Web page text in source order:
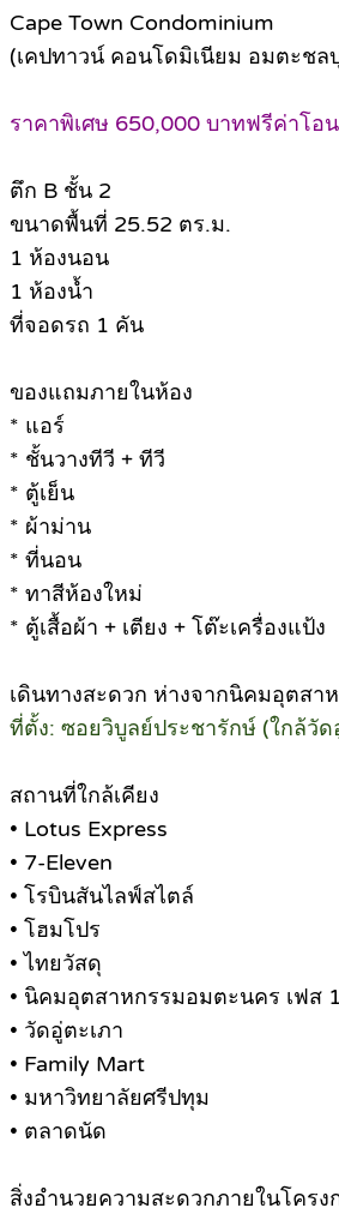
Cape Town Condominium
(เคปทาวน์ คอนโดมิเนียม อมตะชล
ราคาพิเศษ 650,000 บาทฟรีค่าโอน
ตึก B ชั้น 2
ขนาดพื้นที่ 25.52 ตร.ม.
1 ห้องนอน
1 ห้องน้ำ
ที่จอดรถ 1 คัน
ของแถมภายในห้อง
* แอร์
* ชั้นวางทีวี + ทีวี
* ตู้เย็น
* ผ้าม่าน
* ที่นอน
* ทาสีห้องใหม่
* ตู้เสื้อผ้า + เตียง + โต๊ะเครื่องแป้ง
เดินทางสะดวก ห่างจากนิคมอุตสา
ที่ตั้ง: ซอยวิบูลย์ประชารักษ์ (ใกล้วั
สถานที่ใกล้เคียง
• Lotus Express
• 7-Eleven
• โรบินสันไลฟ์สไตล์
• โฮมโปร
• ไทยวัสดุ
• นิคมอุตสาหกรรมอมตะนคร เฟส
• วัดอู่ตะเภา
• Family Mart
• มหาวิทยาลัยศรีปทุม
• ตลาดนัด
สิ่งอำนวยความสะดวกภายในโครง